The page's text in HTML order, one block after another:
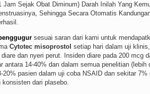
Jam Sejak Obat Diminum) Darah Inilah Yang
Sehingga Secara Otomatis
sesuai saran dari kami untuk
Cytotec misoprostol setiap hari dalam uji
dan nyeri perut. Insiden diare pada 200 mcg
antara 14-40% dan dalam semua penelitian
20% pasien dalam uji coba NSAID dan sekitar
konsisten dari plasebo.